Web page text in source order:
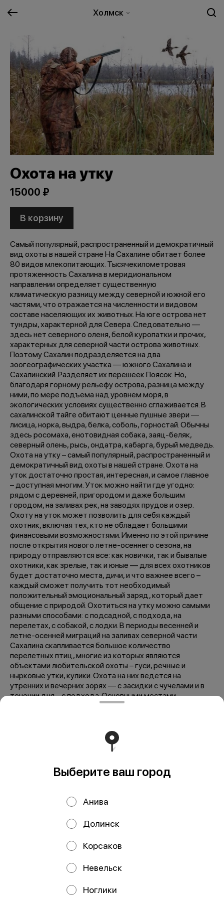
Холмск
Охота на утку
15000 ₽
В корзину
Самый популярный, распространенный и демократичный
вид охоты в нашей стране На Сахалине обитает более
80 видов млекопитающих. Тысячекилометровая
протяженность Сахалина в меридиональном
направлении определяет существенную
климатическую разницу между северной и южной его
частями, что отражается на численности и видовом
составе населяющих их животных. На юге острова нет
тундры, характерной для Севера. Следовательно —
здесь нет северного оленя, белой куропатки и прочих,
характерных для северной части острова животных.
Поэтому Сахалин подразделяется на два
зоогеографических участка — южного Сахалина и
Сахалинский. Разделяет их перешеек Поясок. Но,
благодаря горному рельефу острова, разница между
ними, по мере подъема над уровнем моря, в
экологических условиях существенно сглаживается. В
сахалинской тайге обитают ценные пушные звери —
лисица, норка, выдра, белка, соболь, горностай. Обычны
здесь росомаха, енотовидная собака, заяц-беляк,
северный олень, рысь, ондатра, кабарга, бурый медведь.
Охота на утку – самый популярный, распространенный и
демократичный вид охоты в нашей стране. Охота на
уток достаточно простая, интересная, и самое главное
– доступная многим. Уток можно найти где угодно:
рядом с деревней, пригородом и даже большим
городом, на заливах рек, на заводях прудов и озер.
Охоту на уток может позволить для себя каждый
охотник, включая тех, кто не обладает большими
финансовыми возможностями. Именно по этой причине
после открытия нового летне-осеннего сезона, на
природу отправляются все: как новички, так и бывалые
охотники, как зрелые, так и юные — для всех охотников
будет достаточно места, дичи, и что важнее всего –
каждый сможет получить тот необходимый
положительный эмоциональный заряд, который дает
общение с природой. Охотиться на утку можно самыми
разными способами: с подсадной, с подхода, на
перелетах, с собакой, с лодки. В периоды весенней и
летне-осенней миграций на заливах северной части
Сахалина скапливается большое количество
перелетных птиц, многие из которых являются
объектами любительской охоты – гуси, речные и
нырковые утки, кулики. Охота на них ведется на
утренних и вечерних зорях — с засидки с чучелами и в
течении дня – с подхода. Основными местами
скопления дичи являются отмели и мелководные
беспокойства, из-за затрудненного доступа к ним.
Особенно интересна и незабываема охота на
Продолжительность: 1 день Группа: от 4 до 8 человек
Место проведения: с. Стародубское В стоимость
подсадные утки. Рекомендуем взять с собой:
Охотничий билет.
ООО Мегаберезка. ком
693005, Сахалинская область, г. Южно-Сахалинск, ул.
Карпатская, д.9, каб.11 ИНН 6501305928 КПП 650101001
40702810350340004382 ДАЛЬНЕВОСТОЧНЫЙ БАНК
ПАО СБЕРБАНК БИК 040813608 Корр. счёт
Выберите ваш город
Анива
Долинск
Корсаков
Невельск
Ноглики